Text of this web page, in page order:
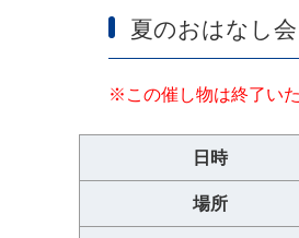
夏のおはなし会
※この催し物は終了いた
日時
場所